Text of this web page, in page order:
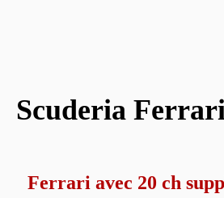
Scuderia
Ferrari avec 20 ch